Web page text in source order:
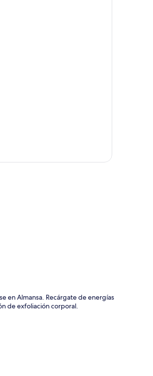
en Almansa. Recárgate de energías
de exfoliación corporal.